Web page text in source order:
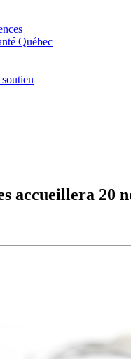
Québec
accueillera 20